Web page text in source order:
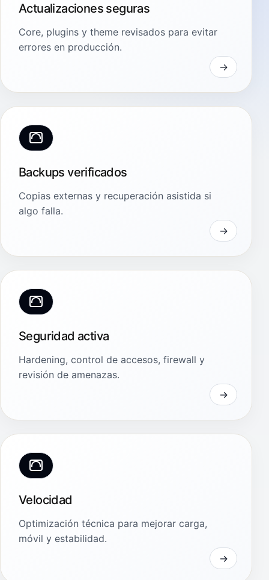
Actualizaciones seguras
Core, plugins y theme revisados para evitar
errores en producción.
Backups verificados
Copias externas y recuperación asistida si
algo falla.
Seguridad activa
Hardening, control de accesos, firewall y
revisión de amenazas.
Velocidad
Optimización técnica para mejorar carga,
móvil y estabilidad.